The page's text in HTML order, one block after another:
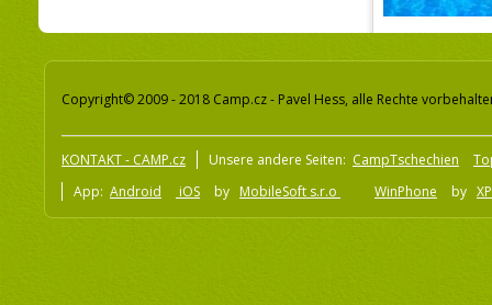
Copyright© 2009 - 2018 Camp.cz - Pavel Hess, alle Rechte
KONTAKT - CAMP.cz Unsere andere Seiten: CampTschechien
App: Android iOS by MobileSoft s.r.o WinPhone by